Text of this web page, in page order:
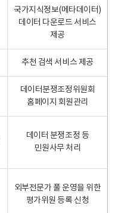
국가지식정보(메타데이터)
데이터 다운로드 서비스
제공
추천 검색 서비스 제공
데이터분쟁조정위원회
홈페이지 회원관리
데이터 분쟁조정 등
민원사무 처리
외부전문가 풀 운영을 위한
평가위원 등록 신청